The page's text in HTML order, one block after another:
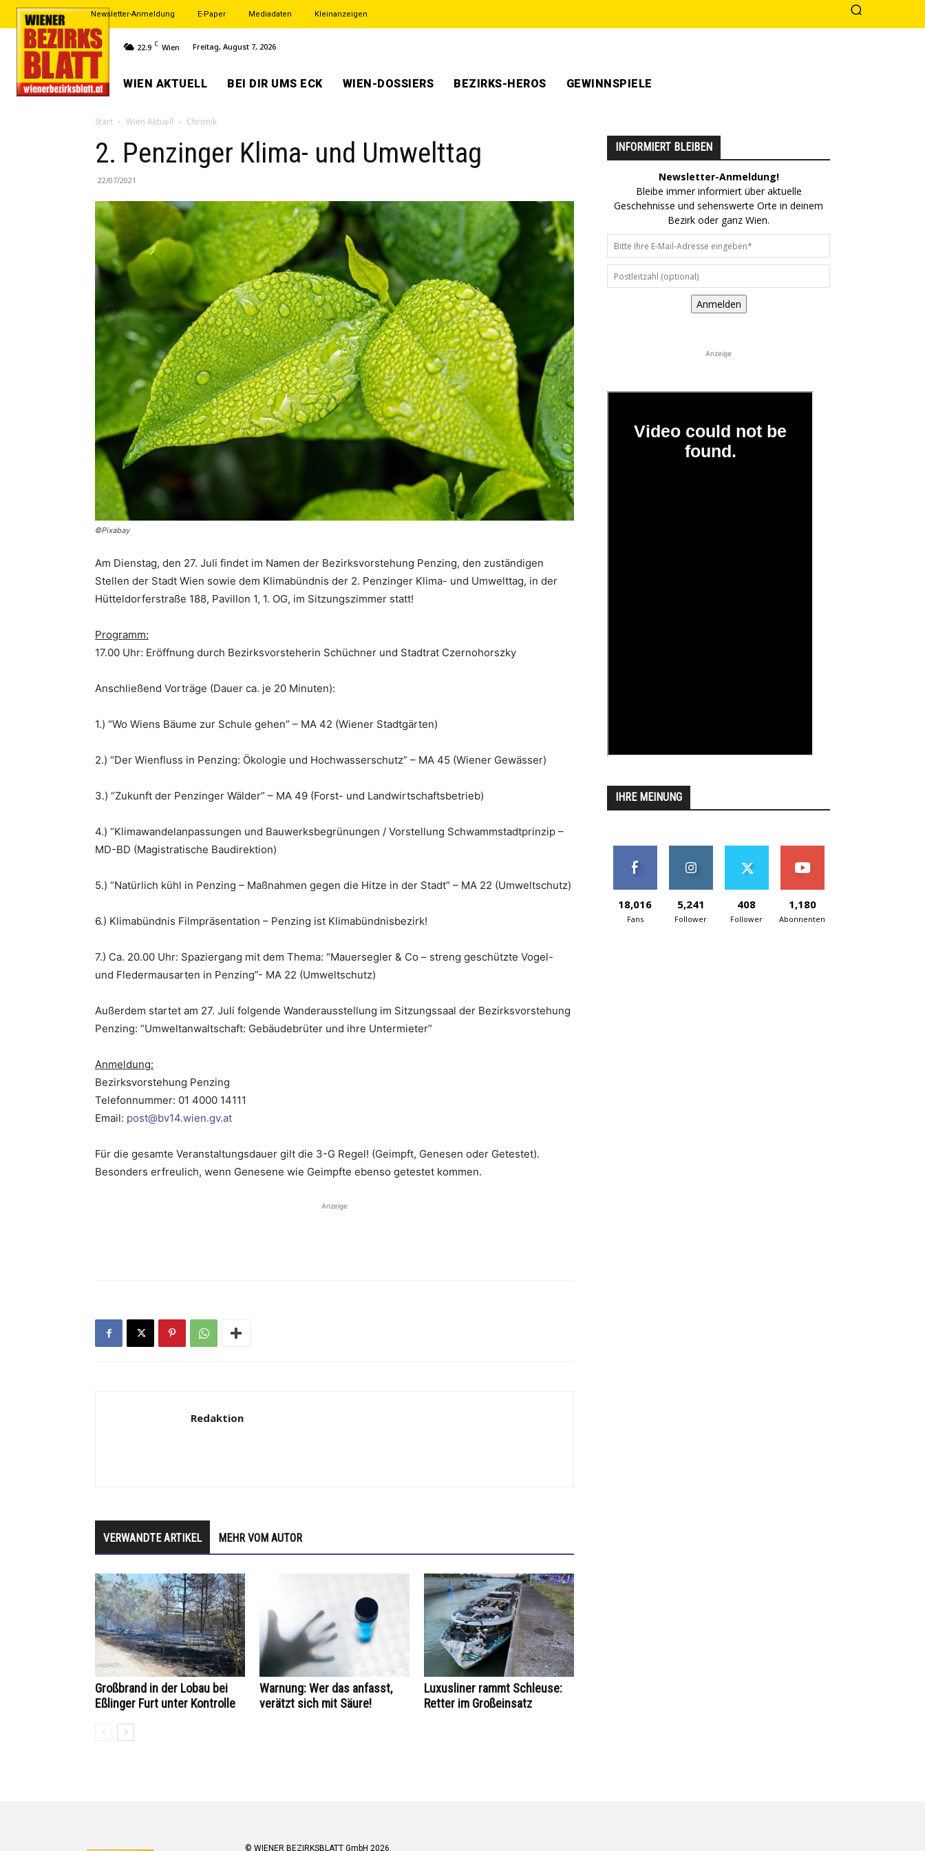
Newsletter-Anmeldung E-Paper Mediadaten Kleinanzeigen
22.9 C Wien Freitag, August 7, 2026
WIEN AKTUELL BEI DIR UMS ECK WIEN-DOSSIERS BEZIRKS-HEROS GEWINNSPIELE
Start Wien Aktuell Chronik
2. Penzinger Klima- und Umwelttag
22/07/2021
©Pixabay
Am Dienstag, den 27. Juli findet im Namen der Bezirksvorstehung Penzing, den zuständigen
Stellen der Stadt Wien sowie dem Klimabündnis der 2. Penzinger Klima- und Umwelttag, in der
Hütteldorferstraße 188, Pavillon 1, 1. OG, im Sitzungszimmer statt!
Programm:
17.00 Uhr: Eröffnung durch Bezirksvorsteherin Schüchner und Stadtrat Czernohorszky
Anschließend Vorträge (Dauer ca. je 20 Minuten):
1.) “Wo Wiens Bäume zur Schule gehen” – MA 42 (Wiener Stadtgärten)
2.) “Der Wienfluss in Penzing: Ökologie und Hochwasserschutz” – MA 45 (Wiener Gewässer)
3.) “Zukunft der Penzinger Wälder” – MA 49 (Forst- und Landwirtschaftsbetrieb)
4.) “Klimawandelanpassungen und Bauwerksbegrünungen / Vorstellung Schwammstadtprinzip –
MD-BD (Magistratische Baudirektion)
5.) “Natürlich kühl in Penzing – Maßnahmen gegen die Hitze in der Stadt” – MA 22 (Umweltschutz)
6.) Klimabündnis Filmpräsentation – Penzing ist Klimabündnisbezirk!
7.) Ca. 20.00 Uhr: Spaziergang mit dem Thema: “Mauersegler & Co – streng geschützte Vogel-
und Fledermausarten in Penzing”- MA 22 (Umweltschutz)
Außerdem startet am 27. Juli folgende Wanderausstellung im Sitzungssaal der Bezirksvorstehung
Penzing: “Umweltanwaltschaft: Gebäudebrüter und ihre Untermieter”
Anmeldung:
Bezirksvorstehung Penzing
Telefonnummer: 01 4000 14111
Email: post@bv14.wien.gv.at
Für die gesamte Veranstaltungsdauer gilt die 3-G Regel! (Geimpft, Genesen oder Getestet).
Besonders erfreulich, wenn Genesene wie Geimpfte ebenso getestet kommen.
Anzeige
Redaktion
VERWANDTE ARTIKEL MEHR VOM AUTOR
Großbrand in der Lobau bei
Eßlinger Furt unter Kontrolle
Warnung: Wer das anfasst,
verätzt sich mit Säure!
Luxusliner rammt Schleuse:
Retter im Großeinsatz
INFORMIERT BLEIBEN
Newsletter-Anmeldung!
Bleibe immer informiert über aktuelle
Geschehnisse und sehenswerte Orte in deinem
Bezirk oder ganz Wien.
Anmelden
Anzeige
IHRE MEINUNG
18,016
Fans
5,241
Follower
408
Follower
1,180
Abonnenten
© WIENER BEZIRKSBLATT GmbH 2026